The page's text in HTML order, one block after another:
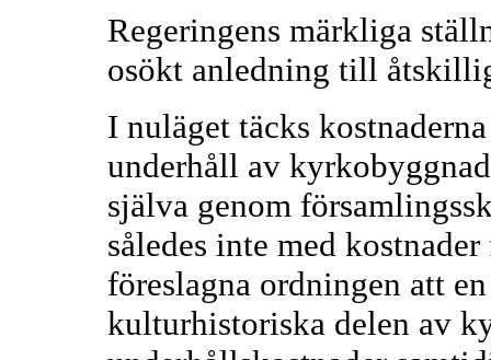
Regeringens märkliga
osökt anledning till
I nuläget täcks
underhåll av
själva genom
således inte med
föreslagna ordningen att
kulturhistoriska delen av